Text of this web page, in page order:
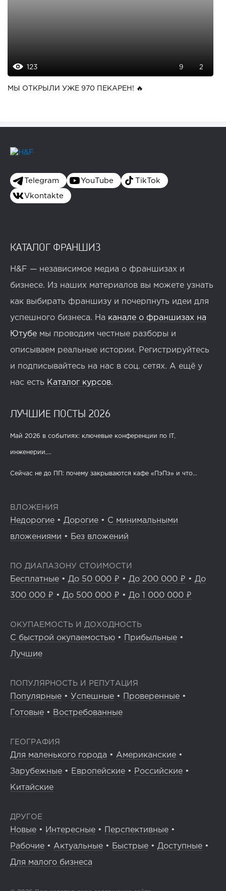
123 9 2
МЫ ОТКРЫЛИ УЖЕ 970 ПЕКАРЕН! 🔥
Telegram YouTube TikTok
Vkontakte
КАТАЛОГ ФРАНШИЗ
H&F — независимое медиа о франшизах и
бизнесе. Из наших материалов вы можете узнать
как выбирать франшизу и почерпнуть идеи для
успешного бизнеса. На канале о франшизах на
Ютубе мы проводим честные разборы и
описываем реальные истории. Регистрируйтесь
и подписывайтесь на нас в соц. сетях. А ещё у
нас есть Каталог курсов.
ЛУЧШИЕ ПОСТЫ 2026
Май 2026 в событиях: ключевые конференции по IT,
инженерии,...
Сейчас не до ПП: почему закрываются кафе «ПэПэ» и что...
ВЛОЖЕНИЯ
Недорогие • Дорогие • С минимальными
вложениями • Без вложений
ПО ДИАПАЗОНУ СТОИМОСТИ
Бесплатные • До 50 000 ₽ • До 200 000 ₽ • До
300 000 ₽ • До 500 000 ₽ • До 1 000 000 ₽
ОКУПАЕМОСТЬ И ДОХОДНОСТЬ
С быстрой окупаемостью • Прибыльные •
Лучшие
ПОПУЛЯРНОСТЬ И РЕПУТАЦИЯ
Популярные • Успешные • Проверенные •
Готовые • Востребованные
ГЕОГРАФИЯ
Для маленького города • Американские •
Зарубежные • Европейские • Российские •
Китайские
ДРУГОЕ
Новые • Интересные • Перспективные •
Рабочие • Актуальные • Быстрые • Доступные •
Для малого бизнеса